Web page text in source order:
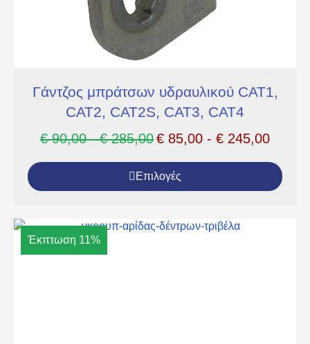
Γάντζος μπράτσων υδραυλικού CAT1,
CAT2, CAT2S, CAT3, CAT4
€90,00-€285,00€ 85,00 - € 245,00
Επιλογές
Έκπτωση 11%